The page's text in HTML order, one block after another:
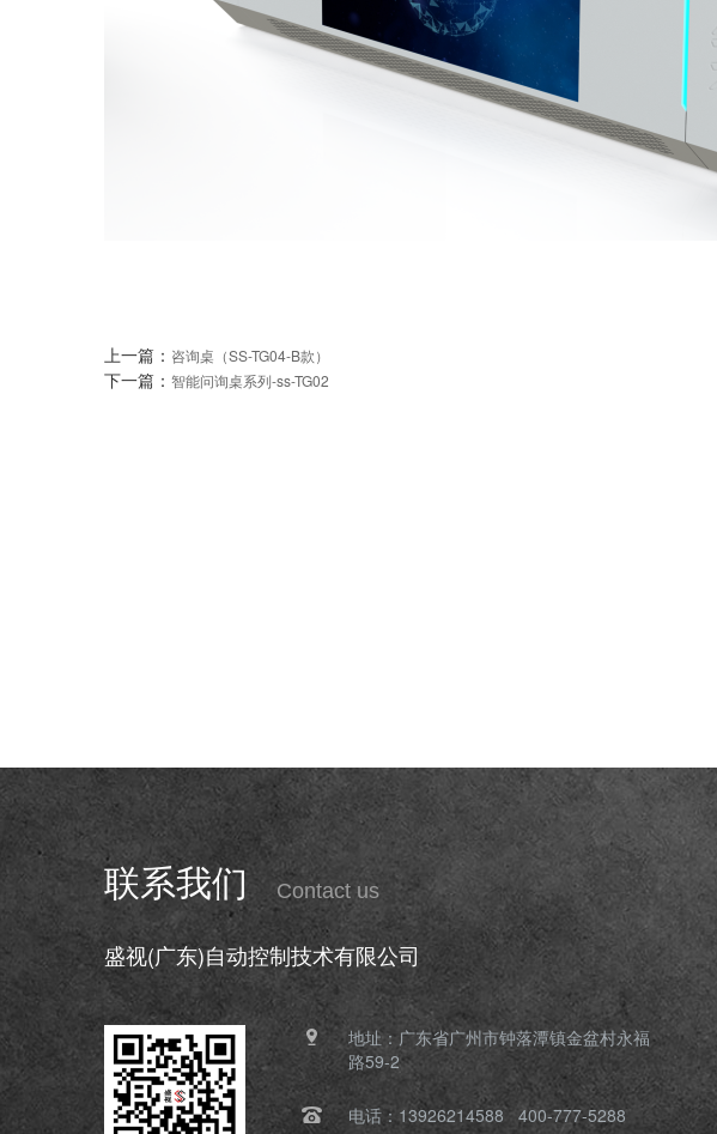
上一篇： 咨询桌（SS-TG04-B款）
下一篇： 智能问询桌系列-ss-TG02
联系我们 Contact us
盛视(广东)自动控制技术有限公司
地址：广东省广州市钟落潭镇金盆村永福
路59-2
电话：13926214588 400-777-5288